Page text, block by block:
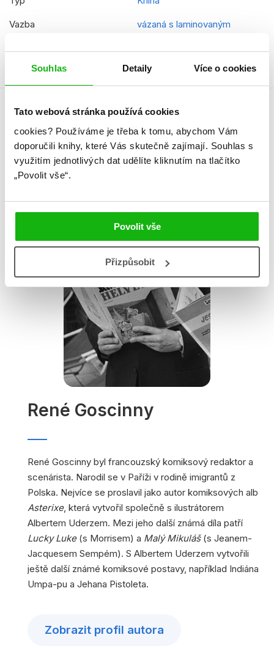
Souhlas Detaily Více o cookies
Tato webová stránka používá cookies
cookies? Používáme je třeba k tomu, abychom Vám
doporučili knihy, které Vás skutečně zajímají. Souhlas s
využitím jednotlivých dat udělíte kliknutím na tlačítko
„Povolit vše“.
Povolit vše
Přizpůsobit
Vazba
vázaná s laminovaným
Autor knihy
René Goscinny
René Goscinny byl francouzský komiksový redaktor a
scenárista. Narodil se v Paříži v rodině imigrantů z
Polska. Nejvíce se proslavil jako autor komiksových alb
Asterixe, která vytvořil společně s ilustrátorem
Albertem Uderzem. Mezi jeho další známá díla patří
Lucky Luke(s Morrisem) a Malý Mikuláš(s Jeanem-
Jacquesem Sempém). S Albertem Uderzem vytvořili
ještě další známé komiksové postavy, například Indiána
Umpa-pu a Jehana Pistoleta.
Zobrazit profil autora